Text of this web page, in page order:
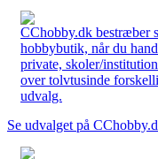
CChobby.dk bestræber
hobbybutik, når du
private, skoler/
over tolvtusinde
udvalg.
Se udvalget på